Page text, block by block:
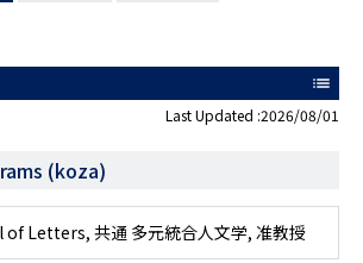
list
Last Updated :2026/08/01
(koza)
Letters, 共通 多元統合人文学, 准教授